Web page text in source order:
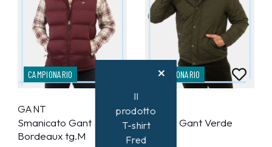
CAMPIONARIO
GANT
Smanicato Gant
Bordeaux tg.M
CAMPIONARIO
GANT
Giacca Gant Verde
tg.M
Il
prodotto
T-shirt
Fred